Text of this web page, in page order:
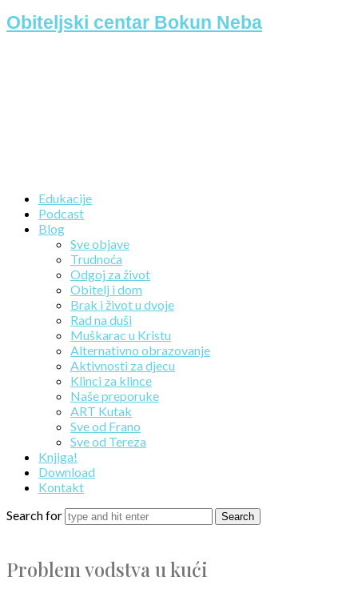
Obiteljski centar Bokun Neba
Edukacije
Podcast
Blog
Sve objave
Trudnoća
Odgoj za život
Obitelj i dom
Brak i život u dvoje
Rad na duši
Muškarac u Kristu
Alternativno obrazovanje
Aktivnosti za djecu
Klinci za klince
Naše preporuke
ART Kutak
Sve od Frano
Sve od Tereza
Knjiga!
Download
Kontakt
Search for
Problem vodstva u kući